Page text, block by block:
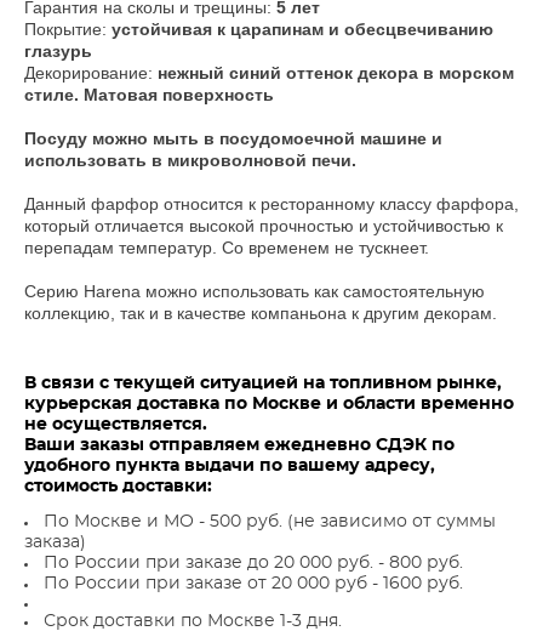
Гарантия на сколы и трещины: 5 лет
Покрытие: устойчивая к царапинам и обесцвечиванию
глазурь
Декорирование: нежный синий оттенок декора в морском
стиле. Матовая поверхность
​Посуду можно мыть в посудомоечной машине и
использовать в микроволновой печи.
Данный фарфор относится к ресторанному классу фарфора,
который отличается высокой прочностью и устойчивостью к
перепадам температур. Со временем не тускнеет.
Серию Harena можно использовать как самостоятельную
коллекцию, так и в качестве компаньона к другим декорам.
В связи с текущей ситуацией на топливном рынке,
курьерская доставка по Москве и области временно
не осуществляется.
Ваши заказы отправляем ежедневно СДЭК по
удобного пункта выдачи по вашему адресу,
стоимость доставки:
По Москве и МО - 500 руб. (не зависимо от суммы
заказа)
По России при заказе до 20 000 руб. - 800 руб.
По России при заказе от 20 000 руб - 1600 руб.
Срок доставки по Москве 1-3 дня.